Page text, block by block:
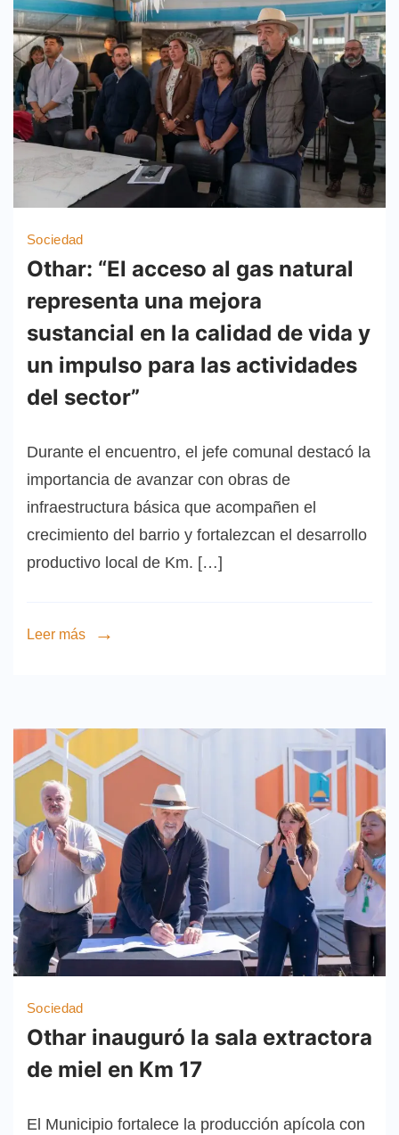
Sociedad
Othar: “El acceso al gas natural
representa una mejora
sustancial en la calidad de vida y
un impulso para las actividades
del sector”
Durante el encuentro, el jefe comunal destacó la
importancia de avanzar con obras de
infraestructura básica que acompañen el
crecimiento del barrio y fortalezcan el desarrollo
productivo local de Km. […]
Leer más
Sociedad
Othar inauguró la sala extractora
de miel en Km 17
El Municipio fortalece la producción apícola con